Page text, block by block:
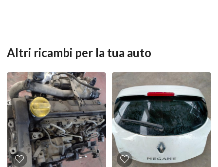
Altri ricambi per la tua auto